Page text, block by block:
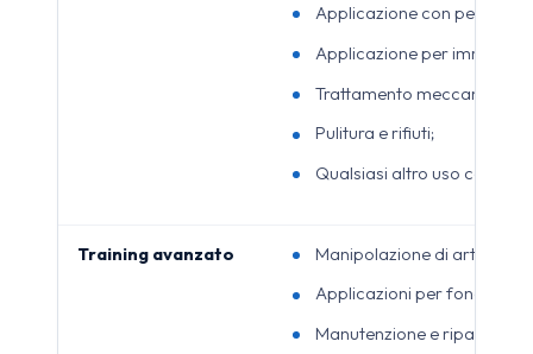
Applicazione con pennello;
Applicazione per
Trattamento meccanico
Pulitura e rifiuti;
Qualsiasi altro uso con
Training avanzato
Manipolazione di articoli
Applicazioni per fonderie;
Manutenzione e